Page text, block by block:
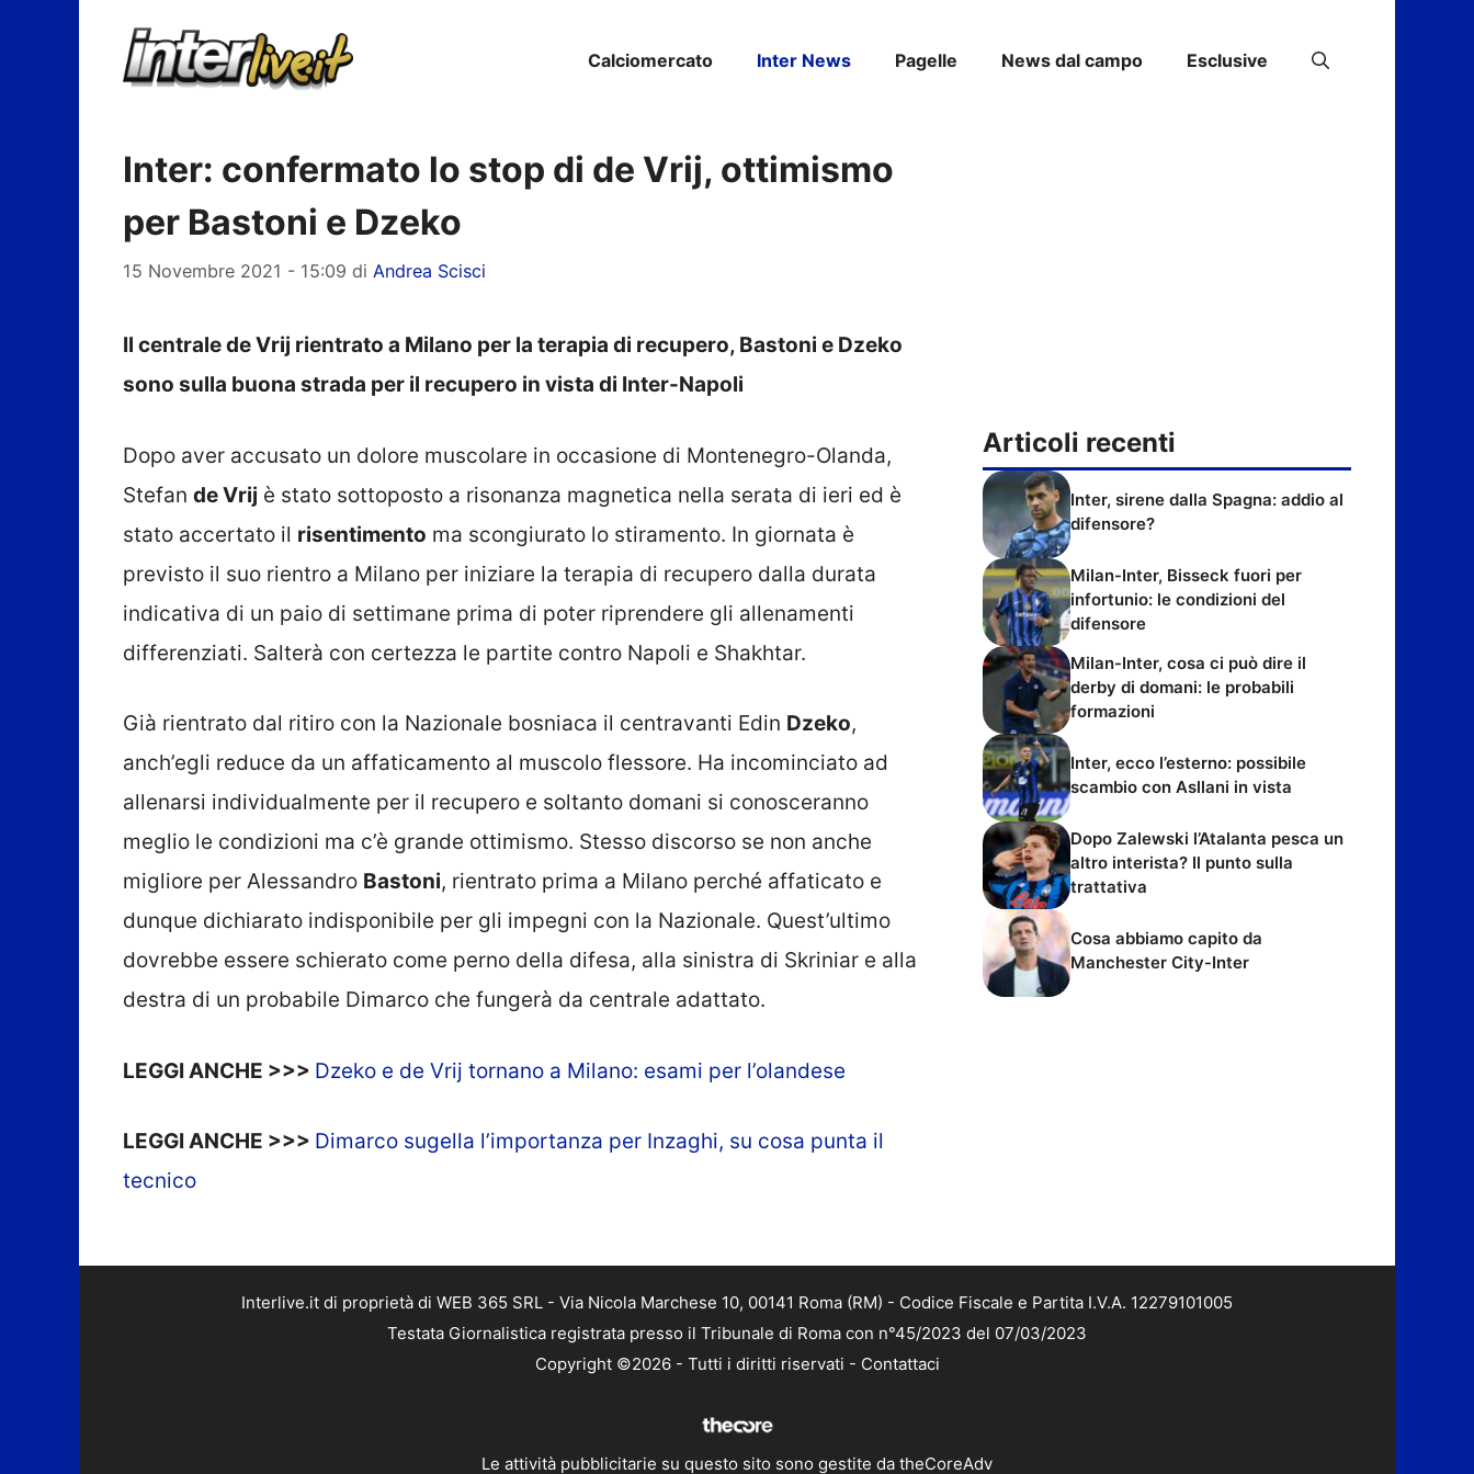
Calciomercato Inter News Pagelle News dal campo Esclusive
Inter: confermato lo stop di de Vrij, ottimismo
per Bastoni e Dzeko
15 Novembre 2021 - 15:09 di Andrea Scisci
Il centrale de Vrij rientrato a Milano per la terapia di recupero, Bastoni e Dzeko
sono sulla buona strada per il recupero in vista di Inter-Napoli
Dopo aver accusato un dolore muscolare in occasione di Montenegro-Olanda,
Stefan de Vrij è stato sottoposto a risonanza magnetica nella serata di ieri ed è
stato accertato il risentimento ma scongiurato lo stiramento. In giornata è
previsto il suo rientro a Milano per iniziare la terapia di recupero dalla durata
indicativa di un paio di settimane prima di poter riprendere gli allenamenti
differenziati. Salterà con certezza le partite contro Napoli e Shakhtar.
Già rientrato dal ritiro con la Nazionale bosniaca il centravanti Edin Dzeko,
anch’egli reduce da un affaticamento al muscolo flessore. Ha incominciato ad
allenarsi individualmente per il recupero e soltanto domani si conosceranno
meglio le condizioni ma c’è grande ottimismo. Stesso discorso se non anche
migliore per Alessandro Bastoni, rientrato prima a Milano perché affaticato e
dunque dichiarato indisponibile per gli impegni con la Nazionale. Quest’ultimo
dovrebbe essere schierato come perno della difesa, alla sinistra di Skriniar e alla
destra di un probabile Dimarco che fungerà da centrale adattato.
LEGGI ANCHE >>> Dzeko e de Vrij tornano a Milano: esami per l’olandese
LEGGI ANCHE >>> Dimarco sugella l’importanza per Inzaghi, su cosa punta il
tecnico
Articoli recenti
Inter, sirene dalla Spagna: addio al
difensore?
Milan-Inter, Bisseck fuori per
infortunio: le condizioni del
difensore
Milan-Inter, cosa ci può dire il
derby di domani: le probabili
formazioni
Inter, ecco l’esterno: possibile
scambio con Asllani in vista
Dopo Zalewski l’Atalanta pesca un
altro interista? Il punto sulla
trattativa
Cosa abbiamo capito da
Manchester City-Inter
Interlive.it di proprietà di WEB 365 SRL - Via Nicola Marchese 10, 00141 Roma (RM) - Codice Fiscale e Partita I.V.A. 12279101005
Testata Giornalistica registrata presso il Tribunale di Roma con n°45/2023 del 07/03/2023
Copyright ©2026 - Tutti i diritti riservati - Contattaci
Le attività pubblicitarie su questo sito sono gestite da theCoreAdv